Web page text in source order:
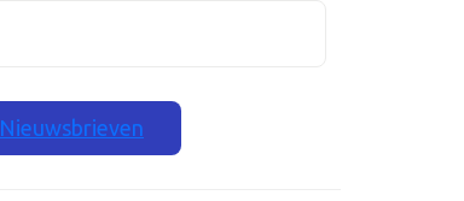
Nieuwsbrieven